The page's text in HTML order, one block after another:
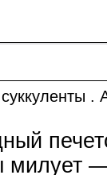
милует